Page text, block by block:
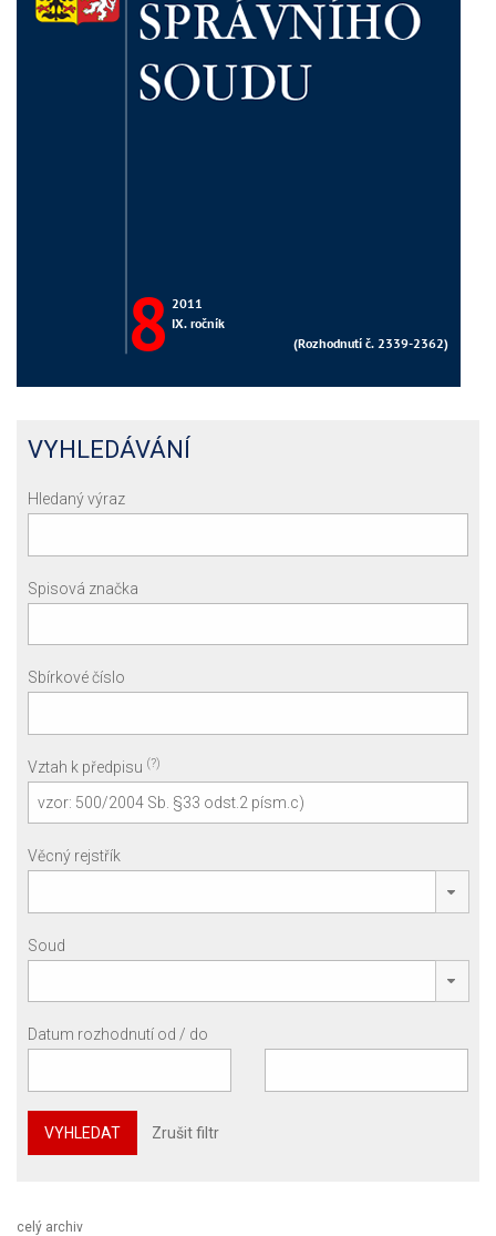
VYHLEDÁVÁNÍ
Hledaný výraz
Spisová značka
Sbírkové číslo
Vztah k předpisu (?)
Věcný rejstřík
Soud
Datum rozhodnutí od / do
VYHLEDAT Zrušit filtr
celý archiv